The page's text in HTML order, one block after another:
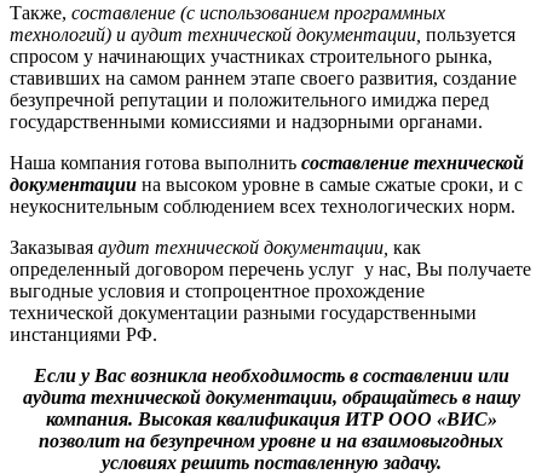
Также, составление (с использованием программных
технологий) и аудит технической документации, пользуется
спросом у начинающих участниках строительного рынка,
ставивших на самом раннем этапе своего развития, создание
безупречной репутации и положительного имиджа перед
государственными комиссиями и надзорными органами.
Наша компания готова выполнить составление технической
документации на высоком уровне в самые сжатые сроки, и с
неукоснительным соблюдением всех технологических норм.
Заказывая аудит технической документации, как
определенный договором перечень услуг у нас, Вы получаете
выгодные условия и стопроцентное прохождение
технической документации разными государственными
инстанциями РФ.
Если у Вас возникла необходимость в составлении или
аудита технической документации, обращайтесь в нашу
компания. Высокая квалификация ИТР ООО «ВИС»
позволит на безупречном уровне и на взаимовыгодных
условиях решить поставленную задачу.